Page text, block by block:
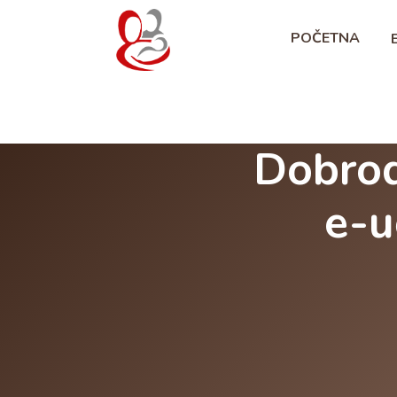
POČETNA
Preskoči [Cocoon] Slider style 1: Video
e-